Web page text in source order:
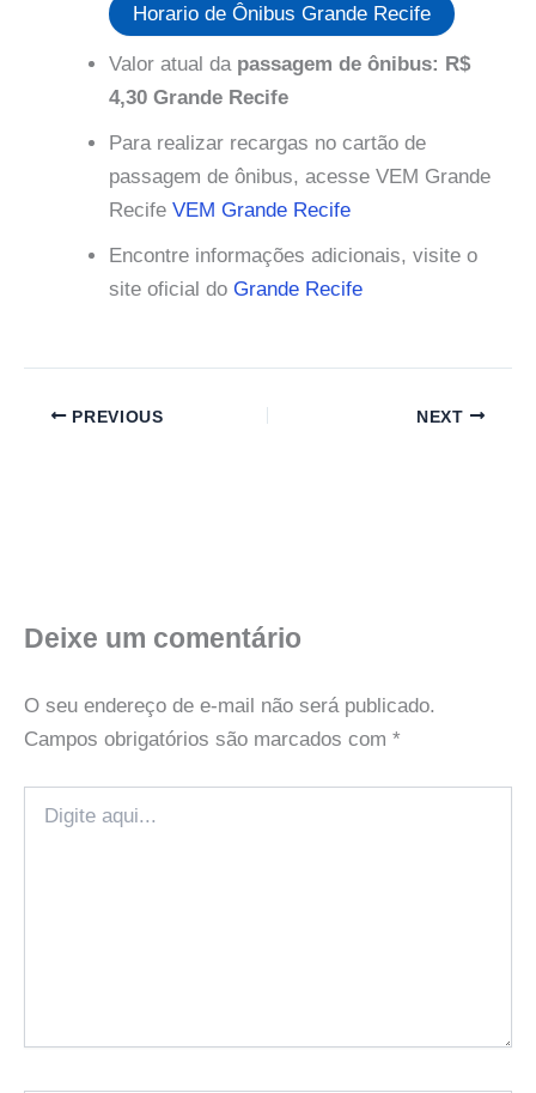
Horario de Ônibus Grande Recife
Valor atual da passagem de ônibus: R$
4,30 Grande Recife
Para realizar recargas no cartão de
passagem de ônibus, acesse VEM Grande
Recife VEM Grande Recife
Encontre informações adicionais, visite o
site oficial do Grande Recife
PREVIOUS NEXT
Deixe um comentário
O seu endereço de e-mail não será publicado.
Campos obrigatórios são marcados com *
aqui...